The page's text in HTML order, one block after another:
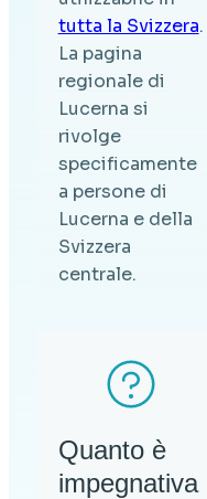
tutta la Svizzera.
La pagina
regionale di
Lucerna si
rivolge
specificamente
a persone di
Lucerna e della
Svizzera
centrale.
Quanto è
impegnativa